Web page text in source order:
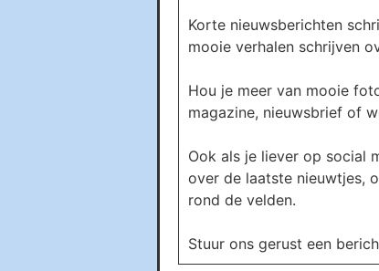
Korte nieuwsberichten
mooie verhalen schrijven
Hou je meer van mooie
magazine, nieuwsbrief of
Ook als je liever op social
over de laatste nieuwtjes,
rond de velden.
Stuur ons gerust een